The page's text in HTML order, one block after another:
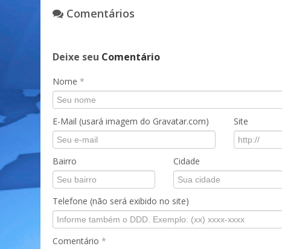
Comentários
Deixe seu Comentário
Nome *
E-Mail (usará imagem do Gravatar.com) Site
Bairro Cidade
Telefone (não será exibido no site)
Comentário *